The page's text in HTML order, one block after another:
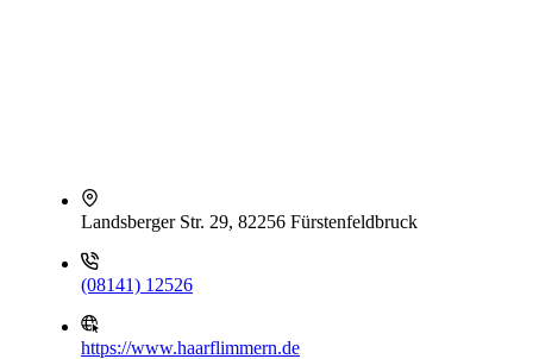
Landsberger Str. 29, 82256 Fürstenfeldbruck
(08141) 12526
https://www.haarflimmern.de